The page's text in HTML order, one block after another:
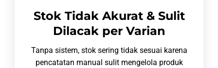
Stok Tidak Akurat & Sulit
Dilacak per Varian
Tanpa sistem, stok sering tidak sesuai karena
pencatatan manual sulit mengelola produk